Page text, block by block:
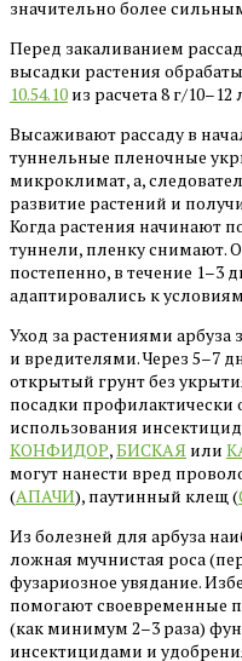
значительно более
Перед закаливанием
высадки растения
10.54.10 из расчета 8 г/10–12
Высаживают рассаду в
туннельные пленочные
микроклимат, а,
развитие растений и
Когда растения начинают
туннели, пленку снимают.
постепенно, в течение 1–3
адаптировались к
Уход за растениями арбуза
и вредителями. Через 5–7
открытый грунт без
посадки
использования
КОНФИДОР,БИСКАЯ или
могут нанести вред
(АПАЧИ), паутинный клещ (
Из болезней для арбуза
ложная мучнистая роса
фузариозное увядание.
помогают своевременные
(как минимум 2–3 раза)
инсектицидами и